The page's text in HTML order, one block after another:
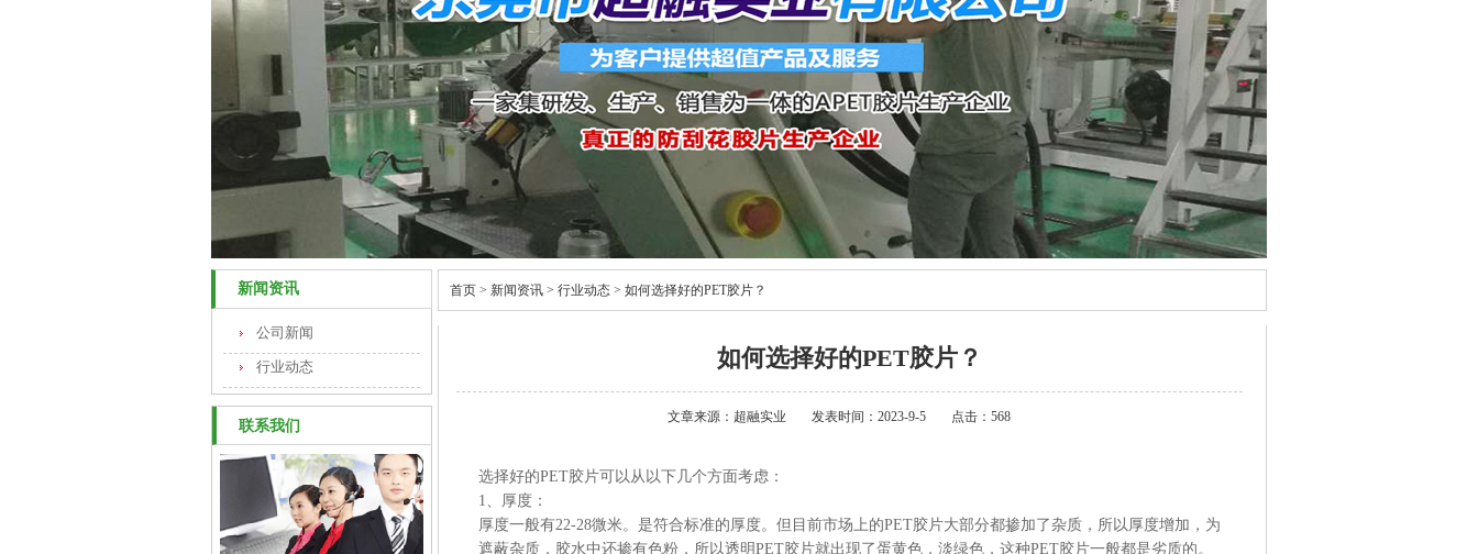
新闻资讯
公司新闻
行业动态
联系我们
首页 > 新闻资讯 > 行业动态 > 如何选择好的PET胶片？
如何选择好的PET胶片？
文章来源：超融实业 发表时间：2023-9-5 点击：568
选择好的PET胶片可以从以下几个方面考虑：
1、厚度：
厚度一般有22-28微米。是符合标准的厚度。但目前市场上的PET胶片大部分都掺加了杂质，所以厚度增加，为
遮蔽杂质，胶水中还掺有色粉，所以透明PET胶片就出现了蛋黄色，淡绿色，这种PET胶片一般都是劣质的。